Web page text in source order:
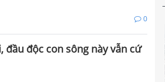
0
đầu độc con sông này vẫn cứ